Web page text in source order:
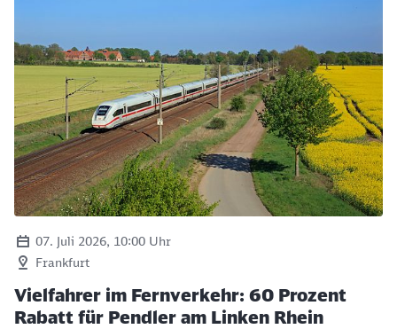
Vielfahrer im Fernverkehr: 60 Prozent
Rabatt für Pendler am Linken Rhein
07. Juli 2026, 10:00 Uhr
Frankfurt